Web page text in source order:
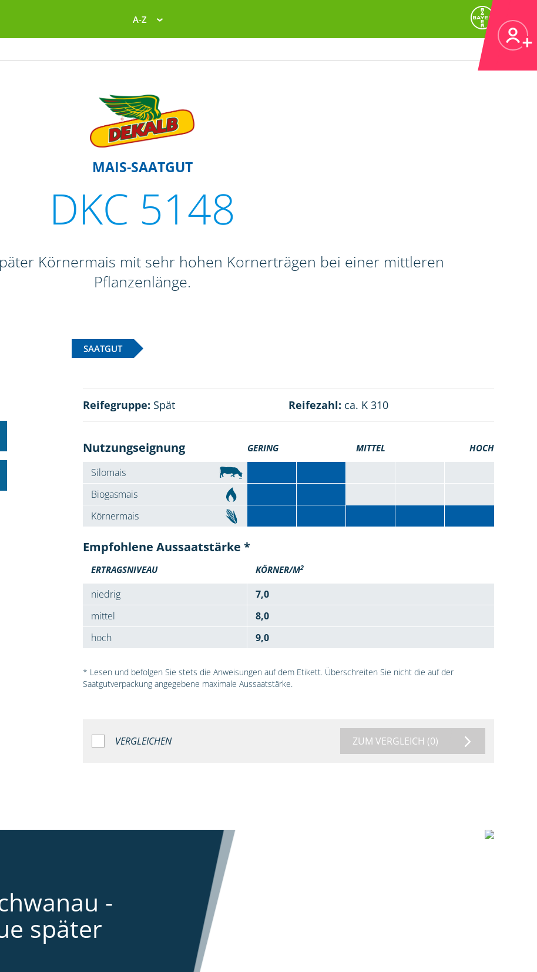
A-Z
MAIS-SAATGUT
DKC 5148
Körnermais mit sehr hohen Kornerträgen bei einer mittleren
Pflanzenlänge.
SAATGUT
Reifegruppe: Spät Reifezahl: ca. K 310
Nutzungseignung GERING MITTEL HOCH
Silomais
Biogasmais
Körnermais
Empfohlene Aussaatstärke *
ERTRAGSNIVEAU KÖRNER/M2
niedrig
7,0
mittel
8,0
hoch
9,0
* Lesen und befolgen Sie stets die Anweisungen auf dem Etikett. Überschreiten Sie nicht die auf der
Saatgutverpackung angegebene maximale Aussaatstärke.
VERGLEICHEN ZUM VERGLEICH (0)
-
später